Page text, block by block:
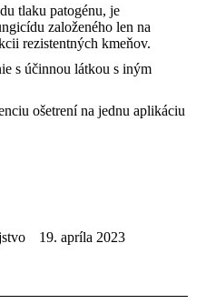
tlaku patogénu, je
založeného len na
rezistentných kmeňov.
s účinnou látkou s iným
ošetrení na jednu aplikáciu
19. apríla 2023